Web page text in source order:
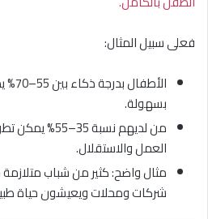
فعلى سبيل المثال:
بسهولة.
من لديهم نسبة
العمل والاستقلال.
مثال واضح: كثير من شباب
شركات ومحلات ويعيشون حياة